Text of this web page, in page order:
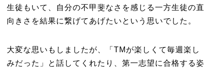
生徒もいて、自分の不甲斐なさを感じる一方生徒の直
向きさを結果に繋げてあげたいという思いでした。
大変な思いもしましたが、「TMが楽しくて毎週楽し
みだった」と話してくれたり、第一志望に合格する姿